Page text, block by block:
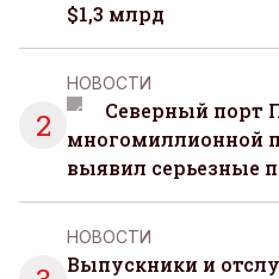
$1,3 млрд
2
НОВОСТИ
Северный порт
многомиллионной
выявил серьезные
НОВОСТИ
Выпускники и